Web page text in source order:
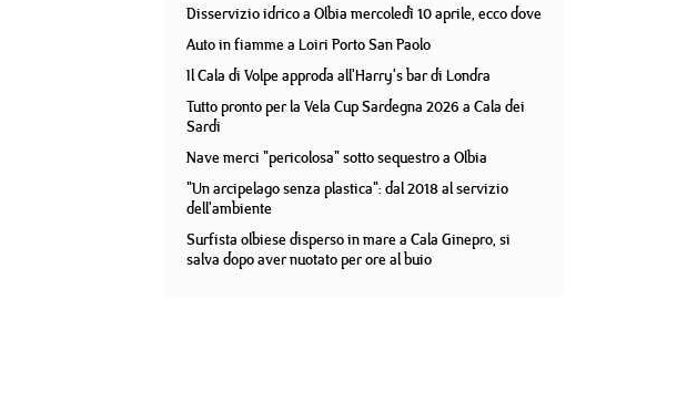
Disservizio idrico a Olbia mercoledì 10 aprile, ecco dove
Auto in fiamme a Loiri Porto San Paolo
Il Cala di Volpe approda all'Harry's bar di Londra
Tutto pronto per la Vela Cup Sardegna 2026 a Cala dei
Sardi
Nave merci "pericolosa" sotto sequestro a Olbia
"Un arcipelago senza plastica": dal 2018 al servizio
dell'ambiente
Surfista olbiese disperso in mare a Cala Ginepro, si
salva dopo aver nuotato per ore al buio